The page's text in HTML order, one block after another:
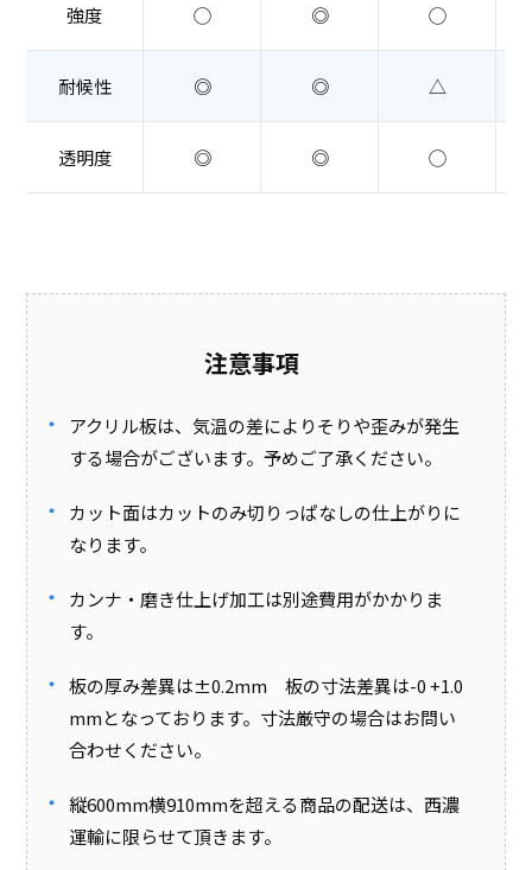
強度 ◯ ◎ ◯
耐候性 ◎ ◎ △
透明度 ◎ ◎ ◯
注意事項
アクリル板は、気温の差によりそりや歪みが発生
する場合がございます。予めご了承ください。
カット面はカットのみ切りっぱなしの仕上がりに
なります。
カンナ・磨き仕上げ加工は別途費用がかかりま
す。
板の厚み差異は±0.2mm 板の寸法差異は-0 +1.0
mmとなっております。寸法厳守の場合はお問い
合わせください。
縦600mm横910mmを超える商品の配送は、西濃
運輸に限らせて頂きます。